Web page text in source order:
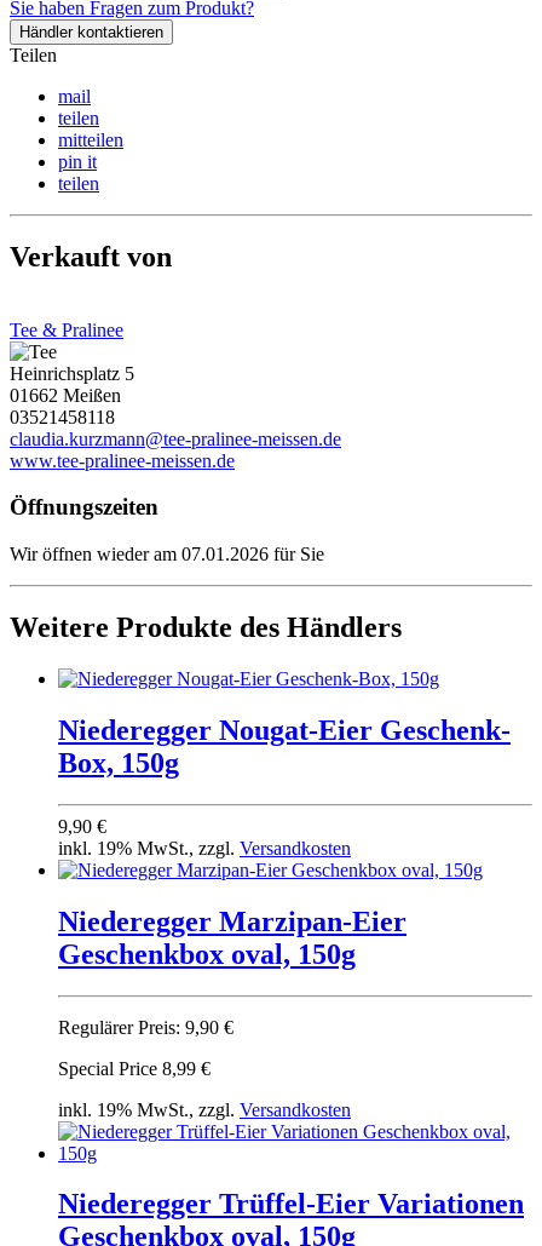
Sie haben Fragen zum Produkt?
Händler kontaktieren
Teilen
mail
teilen
mitteilen
pin it
teilen
Verkauft von
Tee & Pralinee
Heinrichsplatz 5
01662 Meißen
03521458118
claudia.kurzmann@tee-pralinee-meissen.de
www.tee-pralinee-meissen.de
Öffnungszeiten
Wir öffnen wieder am 07.01.2026 für Sie
Weitere Produkte des Händlers
Niederegger Nougat-Eier Geschenk-
Box, 150g
9,90 €
inkl. 19% MwSt., zzgl. Versandkosten
Niederegger Marzipan-Eier
Geschenkbox oval, 150g
Regulärer Preis: 9,90 €
Special Price 8,99 €
inkl. 19% MwSt., zzgl. Versandkosten
Niederegger Trüffel-Eier Variationen
Geschenkbox oval, 150g